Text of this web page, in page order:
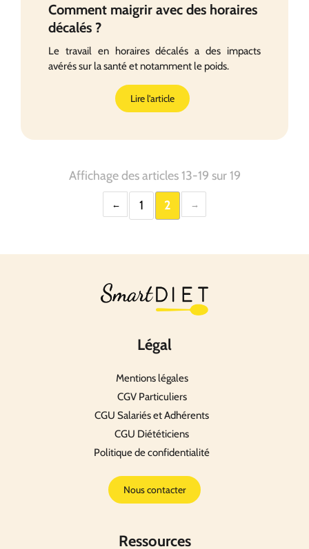
Comment maigrir avec des horaires
décalés ?
Le travail en horaires décalés a des impacts
avérés sur la santé et notamment le poids.
Lire l'article
Affichage des articles 13-19 sur 19
1
2
Légal
Mentions légales
CGV Particuliers
CGU Salariés et Adhérents
CGU Diététiciens
Politique de confidentialité
Nous contacter
Ressources